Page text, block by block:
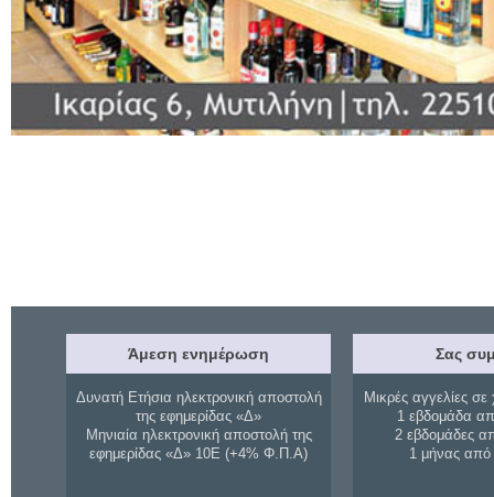
Άμεση ενημέρωση
Δυνατή Ετήσια ηλεκτρονική αποστολή
της εφημερίδας «Δ»
Μηνιαία ηλεκτρονική αποστολή της
εφημερίδας «Δ» 10Ε (+4% Φ.Π.Α)
Σας
Μικρές αγγελίες σε
1 εβδομάδα
2 εβδομάδες
1 μήνας